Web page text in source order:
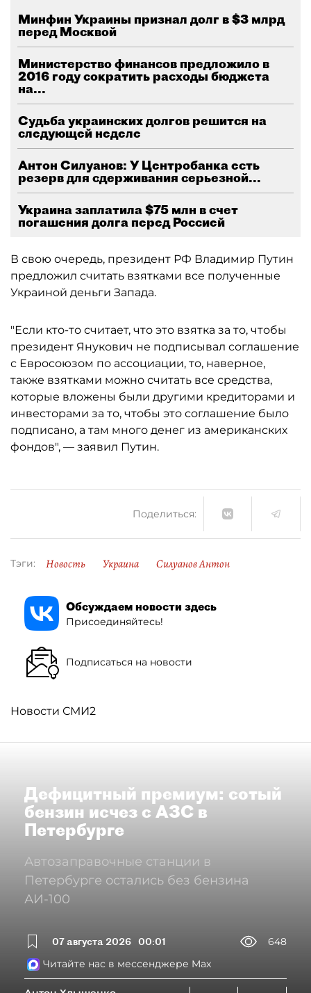
Минфин Украины признал долг в $3 млрд
перед Москвой
Министерство финансов предложило в
2016 году сократить расходы бюджета
на...
Судьба украинских долгов решится на
следующей неделе
Антон Силуанов: У Центробанка есть
резерв для сдерживания серьезной...
Украина заплатила $75 млн в счет
погашения долга перед Россией
В свою очередь, президент РФ Владимир Путин
предложил считать взятками все полученные
Украиной деньги Запада.
"Если кто-то считает, что это взятка за то, чтобы
президент Янукович не подписывал соглашение
с Евросоюзом по ассоциации, то, наверное,
также взятками можно считать все средства,
которые вложены были другими кредиторами и
инвесторами за то, чтобы это соглашение было
подписано, а там много денег из американских
фондов", — заявил Путин.
Поделиться:
Тэги: Новость Украина Силуанов Антон
Обсуждаем новости здесь
Присоединяйтесь!
Подписаться на новости
Новости СМИ2
Дефицитный премиум: сотый
бензин исчез с АЗС в
Петербурге
Автозаправочные станции в
Петербурге остались без бензина
АИ-100
07 августа 2026 00:01
648
Читайте нас в мессенджере Max